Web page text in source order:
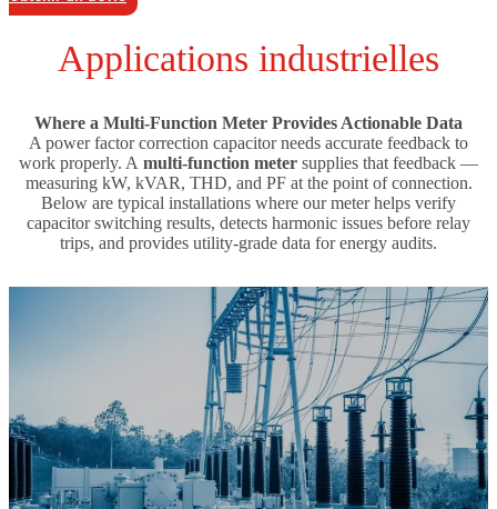
Applications industrielles
Where a Multi-Function Meter Provides Actionable Data
A power factor correction capacitor needs accurate feedback to
work properly. A multi-function meter supplies that feedback —
measuring kW, kVAR, THD, and PF at the point of connection.
Below are typical installations where our meter helps verify
capacitor switching results, detects harmonic issues before relay
trips, and provides utility-grade data for energy audits.